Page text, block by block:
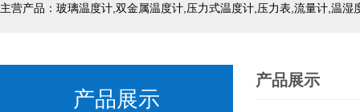
产品展示
产品展示